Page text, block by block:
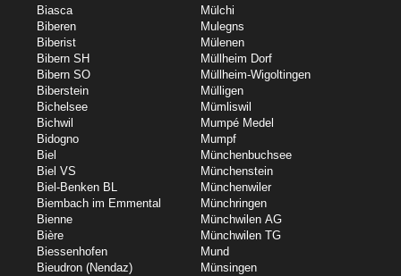
Biasca
Biberen
Biberist
Bibern SH
Bibern SO
Biberstein
Bichelsee
Bichwil
Bidogno
Biel
Biel VS
Biel-Benken BL
Biembach im Emmental
Bienne
Bière
Biessenhofen
Bieudron (Nendaz)
Mülchi
Mulegns
Mülenen
Müllheim Dorf
Müllheim-Wigoltingen
Mülligen
Mümliswil
Mumpé Medel
Mumpf
Münchenbuchsee
Münchenstein
Münchenwiler
Münchringen
Münchwilen AG
Münchwilen TG
Mund
Münsingen